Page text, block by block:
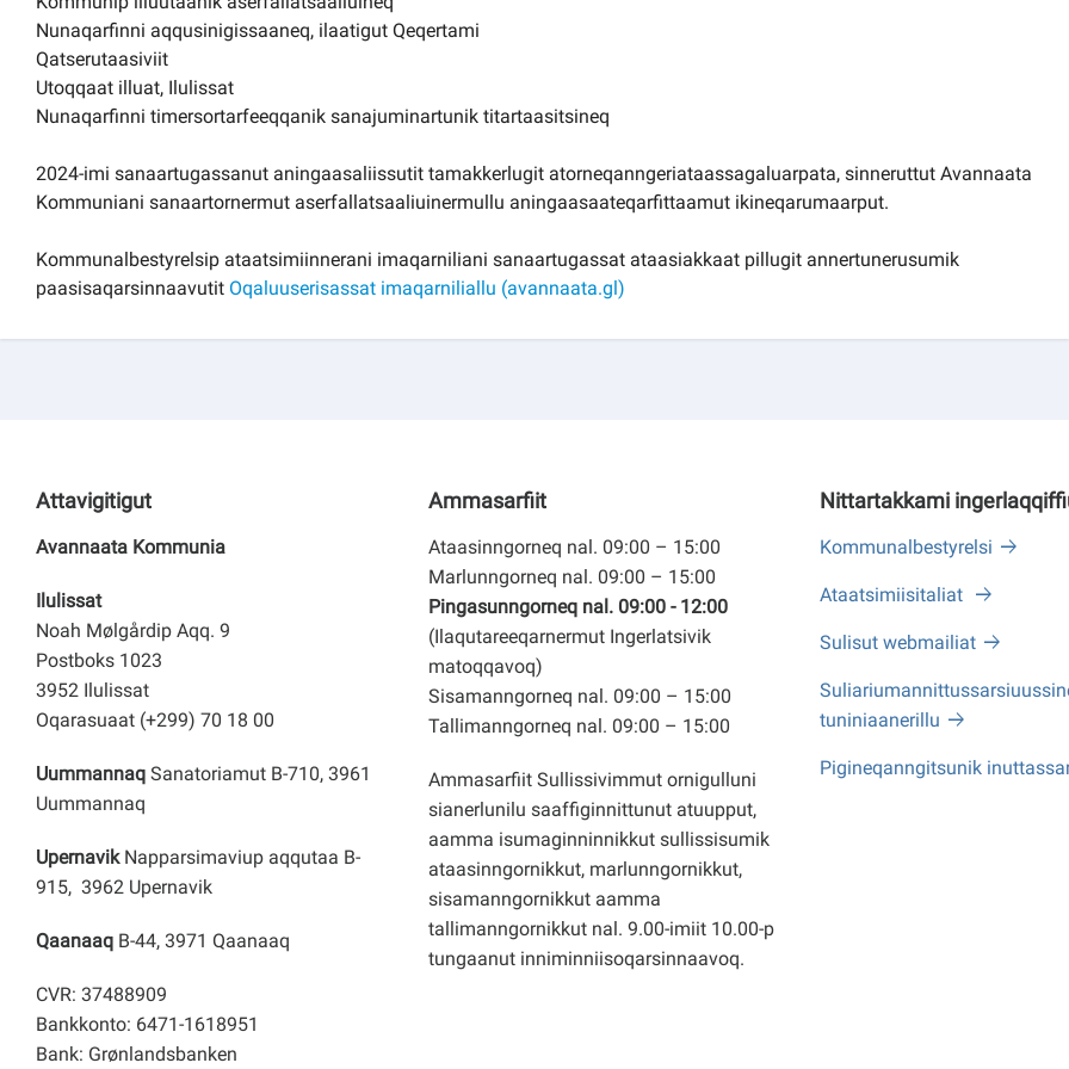
Nunaqarfinni aqqusinigissaaneq, ilaatigut Qeqertami
Qatserutaasiviit
Utoqqaat illuat, Ilulissat
Nunaqarfinni timersortarfeeqqanik sanajuminartunik titartaasitsineq
2024-imi sanaartugassanut aningaasaliissutit tamakkerlugit atorneqanngeriataassagaluarpata, sinneruttut Avannaata
Kommuniani sanaartornermut aserfallatsaaliuinermullu aningaasaateqarfittaamut ikineqarumaarput.
Kommunalbestyrelsip ataatsimiinnerani imaqarniliani sanaartugassat ataasiakkaat pillugit annertunerusumik
paasisaqarsinnaavutit Oqaluuserisassat imaqarniliallu (avannaata.gl)
Attavigitigut
Avannaata Kommunia
Ilulissat
Noah Mølgårdip Aqq. 9
Postboks 1023
3952 Ilulissat
Oqarasuaat (+299) 70 18 00
Uummannaq Sanatoriamut B-710, 3961
Uummannaq
Upernavik Napparsimaviup aqqutaa B-
915, 3962 Upernavik
Qaanaaq B-44, 3971 Qaanaaq
CVR: 37488909
Bankkonto: 6471-1618951
Bank: Grønlandsbanken
Ammasarfiit
Ataasinngorneq nal. 09:00 – 15:00
Marlunngorneq nal. 09:00 – 15:00
Pingasunngorneq nal. 09:00 - 12:00
(Ilaqutareeqarnermut Ingerlatsivik
matoqqavoq)
Sisamanngorneq nal. 09:00 – 15:00
Tallimanngorneq nal. 09:00 – 15:00
Ammasarfiit Sullissivimmut ornigulluni
sianerlunilu saaffiginnittunut atuupput,
aamma isumaginninnikkut sullissisumik
ataasinngornikkut, marlunngornikkut,
sisamanngornikkut aamma
tallimanngornikkut nal. 9.00-imiit 10.00-p
tungaanut inniminniisoqarsinnaavoq.
Nittartakkami
Kommunalbestyrelsi
Ataatsimiisitaliat
Sulisut webmailiat
tuniniaanerillu
Pigineqanngitsunik